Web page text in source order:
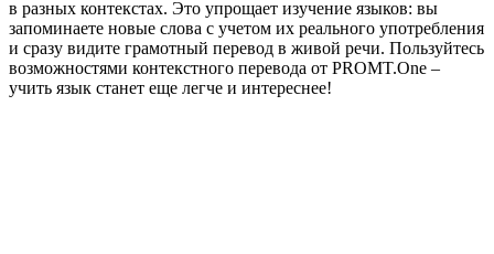
в разных контекстах. Это упрощает изучение языков: вы
запоминаете новые слова с учетом их реального употребления
и сразу видите грамотный перевод в живой речи. Пользуйтесь
возможностями контекстного перевода от PROMT.One –
учить язык станет еще легче и интереснее!